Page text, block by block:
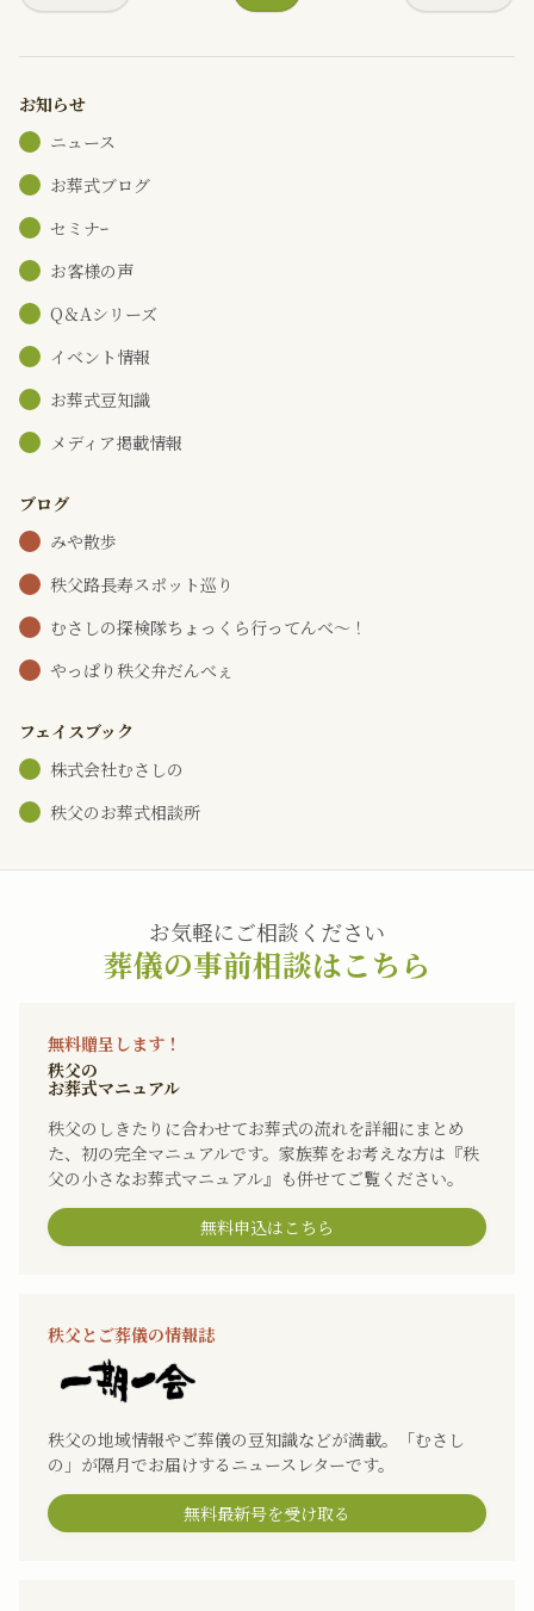
お知らせ
ニュース
お葬式ブログ
セミナｰ
お客様の声
Q＆Aシリーズ
イベント情報
お葬式豆知識
メディア掲載情報
ブログ
みや散歩
秩父路長寿スポット巡り
むさしの探検隊ちょっくら行ってんべ～！
やっぱり秩父弁だんべぇ
フェイスブック
株式会社むさしの
秩父のお葬式相談所
お気軽にご相談ください
葬儀の事前相談はこちら
無料贈呈します！
秩父の
お葬式マニュアル
秩父のしきたりに合わせてお葬式の流れを詳細にまとめ
た、初の完全マニュアルです。家族葬をお考えな方は『秩
父の小さなお葬式マニュアル』も併せてご覧ください。
無料申込はこちら
秩父とご葬儀の情報誌
秩父の地域情報やご葬儀の豆知識などが満載。「むさし
の」が隔月でお届けするニュースレターです。
無料最新号を受け取る